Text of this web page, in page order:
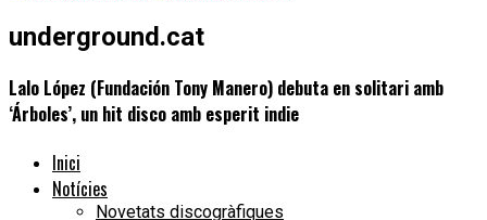
underground.cat
Lalo López (Fundación Tony Manero) debuta en solitari amb
‘Árboles’, un hit disco amb esperit indie
Inici
Notícies
Novetats discogràfiques